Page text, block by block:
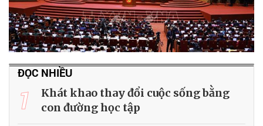
ĐỌC NHIỀU
1
Khát khao thay đổi cuộc sống bằng
con đường học tập